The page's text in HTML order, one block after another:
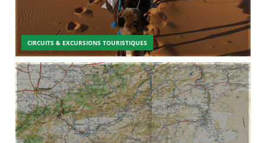
CIRCUITS & EXCURSIONS TOURISTIQUES